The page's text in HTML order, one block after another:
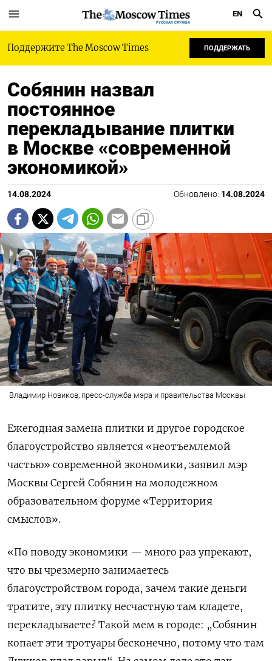
РУССКАЯ СЛУЖБА
EN
Поддержите The Moscow Times ПОДДЕРЖАТЬ
Собянин назвал
постоянное
перекладывание плитки
в Москве «современной
экономикой»
14.08.2024 Обновлено: 14.08.2024
Владимир Новиков, пресс-служба мэра и правительства Москвы
Ежегодная замена плитки и другое городское
благоустройство является «неотъемлемой
частью» современной экономики, заявил мэр
Москвы Сергей Собянин на молодежном
образовательном форуме «Территория
смыслов».
«По поводу экономики — много раз упрекают,
что вы чрезмерно занимаетесь
благоустройством города, зачем такие деньги
тратите, эту плитку несчастную там кладете,
перекладываете? Такой мем в городе: „Собянин
копает эти тротуары бесконечно, потому что там